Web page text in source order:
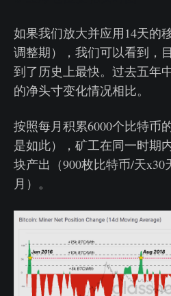
如果我们放大并应用14天的
调整期），我们可以看到，
到了历史上最快。过去五年
的净头寸变化情况相比。
按照每月积累6000个比特币
是如此），矿工在同一时期
块产出（900枚比特币/天x30
月）。